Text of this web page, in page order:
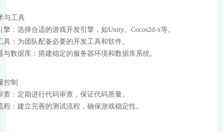
与工具
擎：选择合适的游戏开发引擎，如Unity、Cocos2d-x等。
具：为团队配备必要的开发工具和软件。
与数据库：搭建稳定的服务器环境和数据库系统。
控制
查：定期进行代码审查，保证代码质量。
程：建立完善的测试流程，确保游戏稳定性。